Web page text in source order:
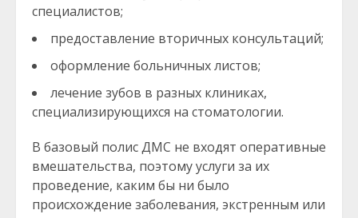
специалистов;
предоставление вторичных консультаций;
оформление больничных листов;
лечение зубов в разных клиниках,
специализирующихся на стоматологии.
В базовый полис ДМС не входят оперативные
вмешательства, поэтому услуги за их
проведение, каким бы ни было
происхождение заболевания, экстренным или